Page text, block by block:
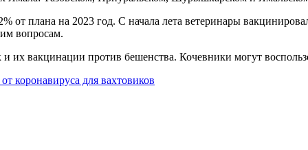
от плана на 2023 год. С начала лета ветеринары
вопросам.
их вакцинации против бешенства. Кочевники могут
коронавируса для вахтовиков